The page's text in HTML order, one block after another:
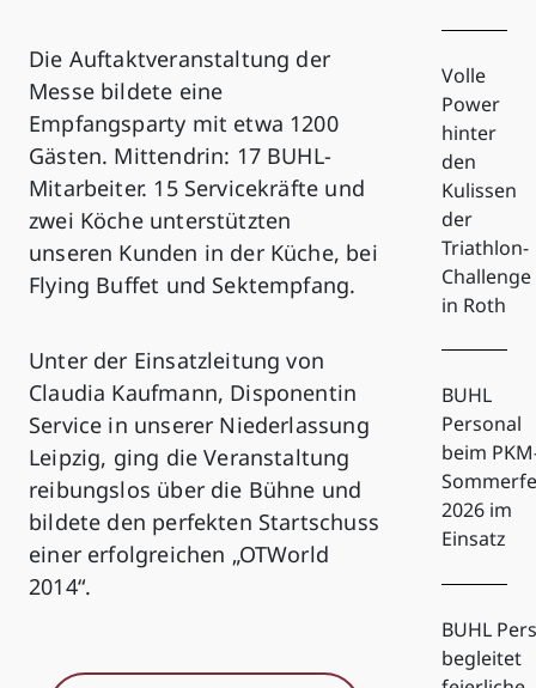
Die Auftaktveranstaltung der
Messe bildete eine
Empfangsparty mit etwa 1200
Gästen. Mittendrin: 17 BUHL-
Mitarbeiter. 15 Servicekräfte und
zwei Köche unterstützten
unseren Kunden in der Küche, bei
Flying Buffet und Sektempfang.
Unter der Einsatzleitung von
Claudia Kaufmann, Disponentin
Service in unserer Niederlassung
Leipzig, ging die Veranstaltung
reibungslos über die Bühne und
bildete den perfekten Startschuss
einer erfolgreichen „OTWorld
2014“.
Volle
Power
hinter
den
Kulissen
der
Triathlon-
Challenge
in Roth
BUHL
Personal
beim
2026 im
Einsatz
BUHL
begleitet